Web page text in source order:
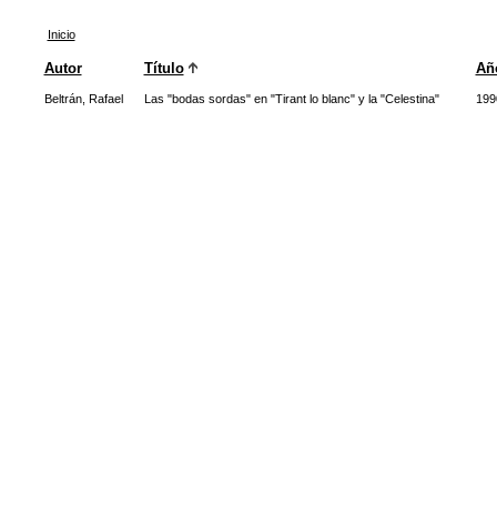
Inicio
Autor Título
Beltrán, Rafael Las "bodas sordas" en "Tirant lo blanc" y la "Celestina"